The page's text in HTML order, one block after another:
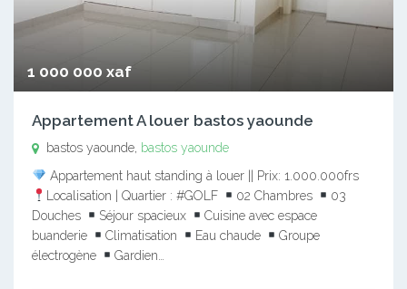
1 000 000 xaf
Appartement A louer bastos yaounde
bastos yaounde, bastos yaounde
Appartement haut standing à louer || Prix: 1.000.000frs
Localisation | Quartier : #GOLF
02 Chambres
03
Douches
Séjour spacieux
Cuisine avec espace
buanderie
Climatisation Eau chaude
Groupe
électrogène
Gardien…